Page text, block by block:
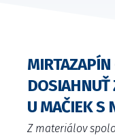
MIRTAZAPÍN
DOSIAHNUŤ
U MAČIEK S
Z materiálov